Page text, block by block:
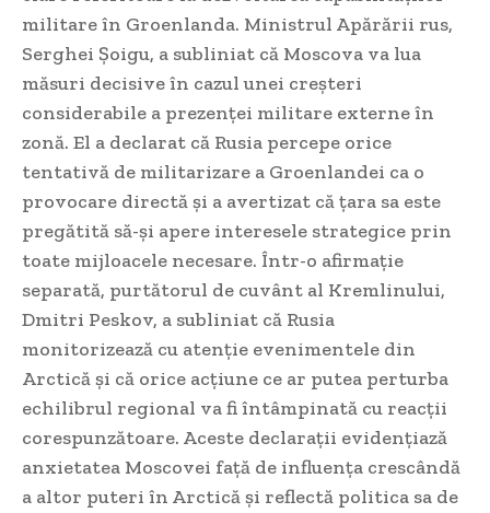
militare în Groenlanda. Ministrul Apărării rus,
Serghei Șoigu, a subliniat că Moscova va lua
măsuri decisive în cazul unei creșteri
considerabile a prezenței militare externe în
zonă. El a declarat că Rusia percepe orice
tentativă de militarizare a Groenlandei ca o
provocare directă și a avertizat că țara sa este
pregătită să-și apere interesele strategice prin
toate mijloacele necesare. Într-o afirmație
separată, purtătorul de cuvânt al Kremlinului,
Dmitri Peskov, a subliniat că Rusia
monitorizează cu atenție evenimentele din
Arctică și că orice acțiune ce ar putea perturba
echilibrul regional va fi întâmpinată cu reacții
corespunzătoare. Aceste declarații evidențiază
anxietatea Moscovei față de influența crescândă
a altor puteri în Arctică și reflectă politica sa de